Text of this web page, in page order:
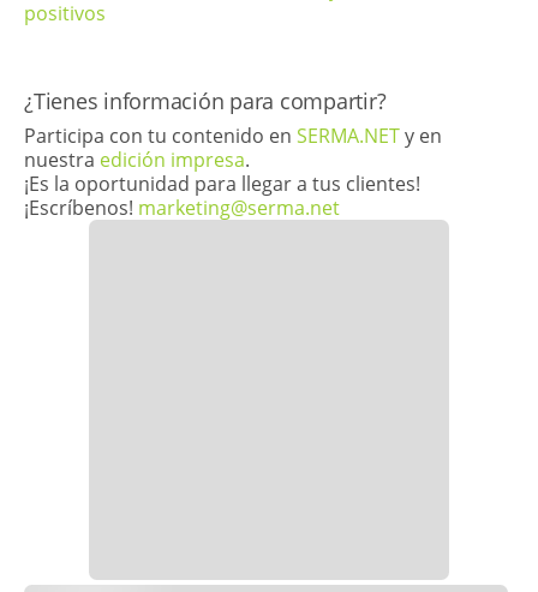
positivos
​​¿Tienes información para compartir?
Participa con tu contenido en SERMA.NETy en
nuestra edición impresa.
¡Es la oportunidad para llegar a tus clientes!
¡Escríbenos! marketing@serma.net